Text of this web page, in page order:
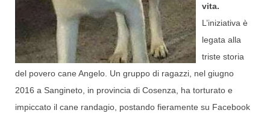
vita.
L’iniziativa è
legata alla
triste storia
del povero cane Angelo. Un gruppo di ragazzi, nel giugno
2016 a Sangineto, in provincia di Cosenza, ha torturato e
impiccato il cane randagio, postando fieramente su Facebook